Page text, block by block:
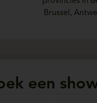
Brussel,
een